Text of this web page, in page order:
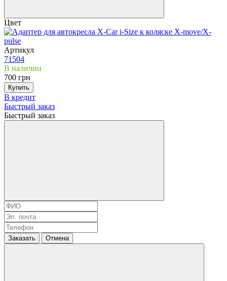
Цвет
Артикул
71504
В наличии
700 грн
Купить
В кредит
Быстрый заказ
Быстрый заказ
Заказать Отмена